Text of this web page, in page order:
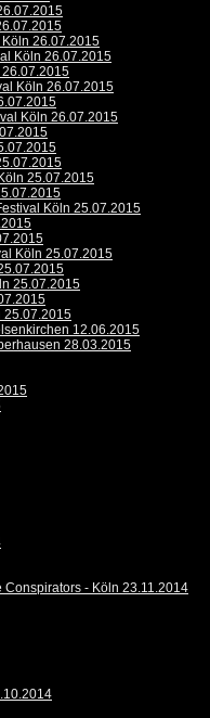
26.07.2015
Köln 26.07.2015
26.07.2015
Köln 26.07.2015
Köln 26.07.2015
25.07.2015
Köln 25.07.2015
Köln 25.07.2015
25.07.2015
25.07.2015
12.06.2015
28.03.2015
Conspirators - Köln 23.11.2014